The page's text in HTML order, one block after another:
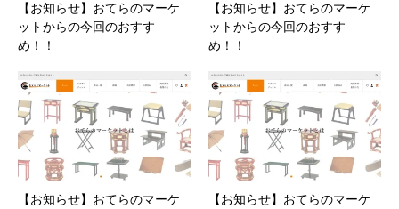
【お知らせ】おてらのマーケ
ットからの今回のおすす
め！！
【お知らせ】おてらのマーケ
ットからの今回のおすす
め！！
【お知らせ】おてらのマーケ
【お知らせ】おてらのマーケ